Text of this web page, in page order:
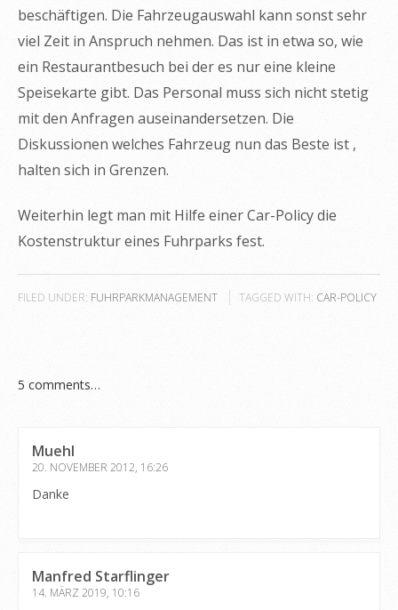
beschäftigen. Die Fahrzeugauswahl kann sonst sehr
viel Zeit in Anspruch nehmen. Das ist in etwa so, wie
ein Restaurantbesuch bei der es nur eine kleine
Speisekarte gibt. Das Personal muss sich nicht stetig
mit den Anfragen auseinandersetzen. Die
Diskussionen welches Fahrzeug nun das Beste ist ,
halten sich in Grenzen.
Weiterhin legt man mit Hilfe einer Car-Policy die
Kostenstruktur eines Fuhrparks fest.
FILED UNDER: FUHRPARKMANAGEMENT TAGGED WITH: CAR-POLICY
5 comments…
Muehl
20. NOVEMBER 2012, 16:26
Danke
Manfred Starflinger
14. MÄRZ 2019, 10:16